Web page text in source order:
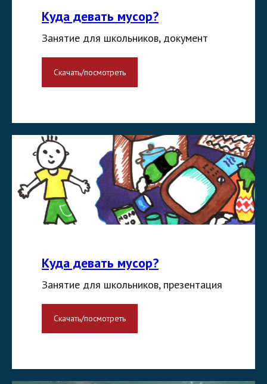
Куда девать мусор?
Занятие для школьников, документ
Скачать/посмотреть
Куда девать мусор?
Занятие для школьников, презентация
Скачать/посмотреть